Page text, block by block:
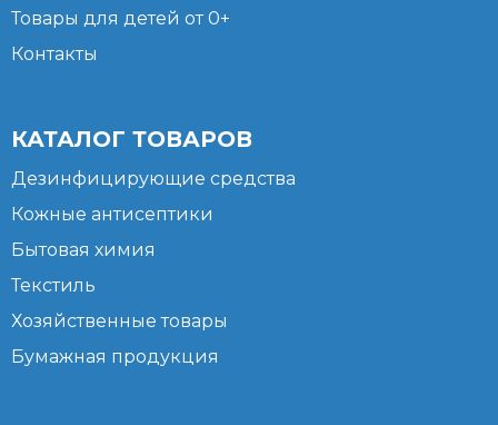
Товары для детей от 0+
Контакты
КАТАЛОГ ТОВАРОВ
Дезинфицирующие средства
Кожные антисептики
Бытовая химия
Текстиль
Хозяйственные товары
Бумажная продукция